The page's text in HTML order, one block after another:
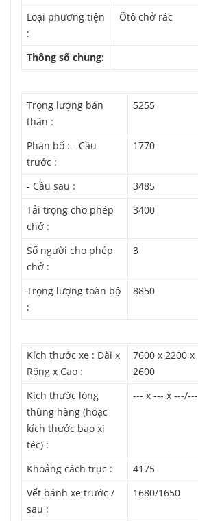
Loại phương tiện
:
Ôtô chở rác
Thông số chung:
Trọng lượng bản
thân :
5255
Phân bố : - Cầu
trước :
1770
- Cầu sau : 3485
Tải trọng cho phép
chở :
3400
Số người cho phép
chở :
3
Trọng lượng toàn bộ
:
8850
Kích thước xe : Dài x
Rộng x Cao :
7600 x 2200 x
2600
Kích thước lòng
thùng hàng (hoặc
kích thước bao xi
téc) :
--- x --- x ---/---
Khoảng cách trục : 4175
Vết bánh xe trước /
sau :
1680/1650